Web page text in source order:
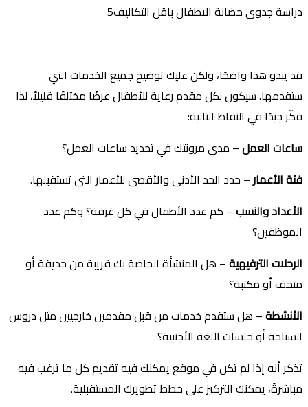
دراسة جدوى حضانة الاطفال باقل التكاليف5
قد يبدو هذا واضحًا، ولكن عليك توضيح جميع الخدمات التي
ستقدمها. سيكون لكل مقدم رعاية للأطفال عرضًا مختلفًا قليلاً، لذا
فكّر جيدًا في النقاط التالية:
ساعات العمل– مدى مرونتك في تحديد ساعات العمل؟
فئة الأعمار– حدد الحد الأدنى والأقصى للأعمار التي تستقبلها.
الأعداد والنسب– كم عدد الأطفال في كل غرفة؟ وكم عدد
الموظفين؟
الرحلات الترفيهية– هل المنشأة الخاصة بك قريبة من حديقة أو
متحف أو مكتبة؟
الأنشطة– هل ستقدم خدمات من قبل مقدمين خارجيين مثل دروس
السباحة أو جلسات اللغة الأجنبية؟
تذكر أنه إذا لم تكن في موقع يمكنك فيه تقديم كل ما ترغب فيه
مباشرةً، يمكنك التركيز على خطط تطويرك المستقبلية.